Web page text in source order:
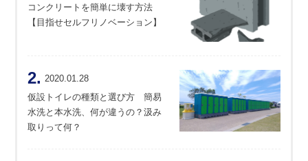
コンクリートを簡単に壊す方法
【目指せセルフリノベーション】
2. 2020.01.28
仮設トイレの種類と選び方 簡易
水洗と本水洗、何が違うの？汲み
取りって何？